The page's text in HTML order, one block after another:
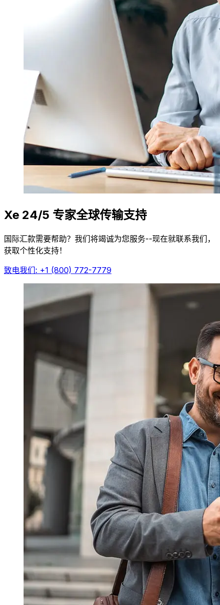
Xe 24/5 专家全球传输支持
国际汇款需要帮助？我们将竭诚为您服务--现在就联系我们，
获取个性化支持！
致电我们: +1 (800) 772-7779